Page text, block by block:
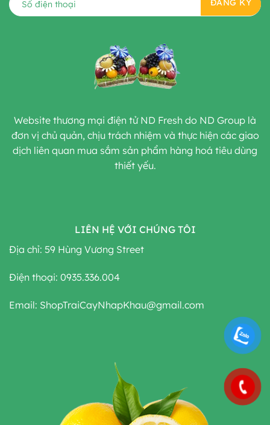
Website thương mại điện tử ND Fresh do ND Group là
đơn vị chủ quản, chịu trách nhiệm và thực hiện các giao
dịch liên quan mua sắm sản phẩm hàng hoá tiêu dùng
thiết yếu.
LIÊN HỆ VỚI CHÚNG TÔI
Địa chỉ: 59 Hùng Vương Street
Điện thoại: 0935.336.004
Email: ShopTraiCayNhapKhau@gmail.com